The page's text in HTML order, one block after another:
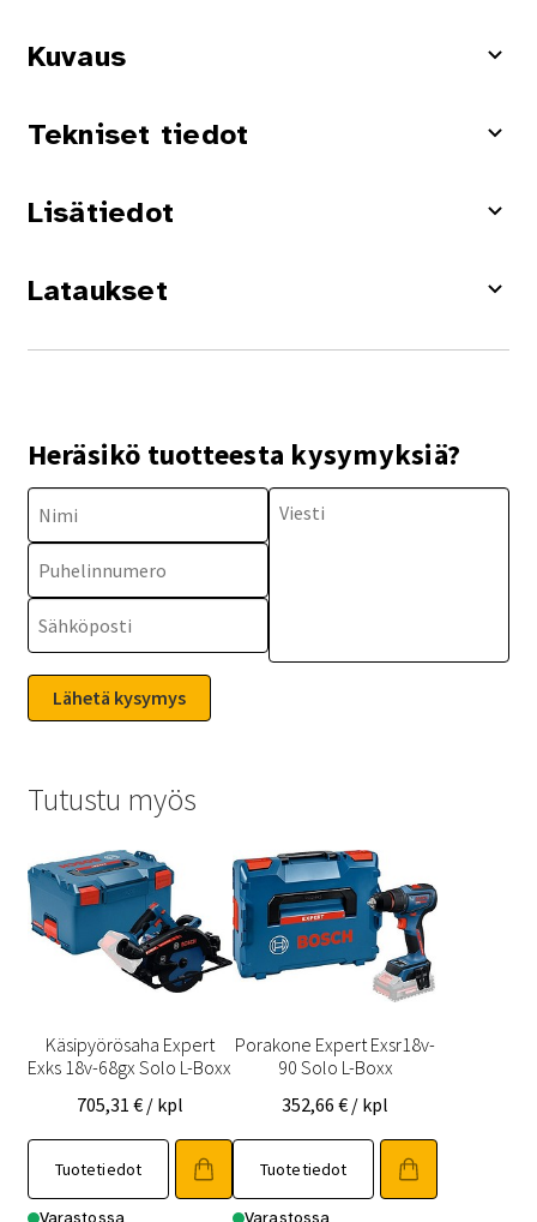
Kuvaus
Tekniset tiedot
Lisätiedot
Lataukset
Heräsikö tuotteesta kysymyksiä?
Tutustu myös
Käsipyörösaha Expert
Exks 18v-68gx Solo L-Boxx
705,31 € / kpl
Tuotetiedot
Varastossa
Porakone Expert Exsr18v-
90 Solo L-Boxx
352,66€ / kpl
Tuotetiedot
Varastossa